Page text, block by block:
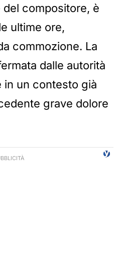
compositore, è
ultime ore,
commozione. La
dalle autorità
in un contesto già
grave dolore